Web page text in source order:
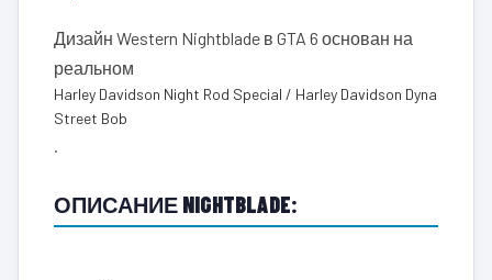
Дизайн Western Nightblade в GTA 6 основан на
реальном
Harley Davidson Night Rod Special / Harley Davidson Dyna
Street Bob
.
ОПИСАНИЕ NIGHTBLADE: